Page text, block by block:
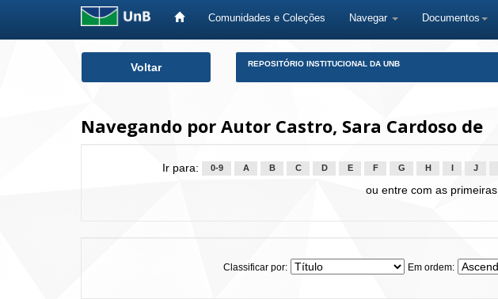
Comunidades e Coleções Navegar Documentos
Voltar REPOSITÓRIO INSTITUCIONAL DA UNB
Navegando por Autor Castro, Sara Cardoso de
Ir para: 0-9 A B C D E F G H J
ou entre com as
Classificar por: Em ordem: